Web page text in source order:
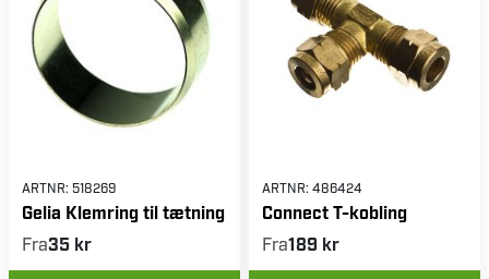
ARTNR: 518269
Gelia Klemring til tætning
Fra35 kr
ARTNR: 486424
Connect T-kobling
Fra189 kr